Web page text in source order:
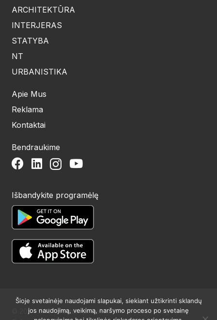
ARCHITEKTŪRA
INTERJERAS
STATYBA
NT
URBANISTIKA
Apie Mus
Reklama
Kontaktai
Bendraukime
Išbandykite programėlę
© 2024 UAB Structum projektai. Visos teisės saugomos.
Šioje svetainėje naudojami slapukai, siekiant užtikrinti sklandų
jos naudojimą, veikimą, naršymo proceso po svetainę